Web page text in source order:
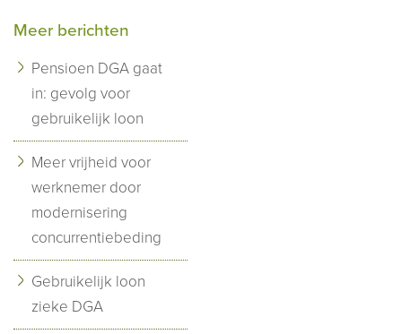
Meer berichten
Pensioen DGA gaat
in: gevolg voor
gebruikelijk loon
Meer vrijheid voor
werknemer door
modernisering
concurrentiebeding
Gebruikelijk loon
zieke DGA